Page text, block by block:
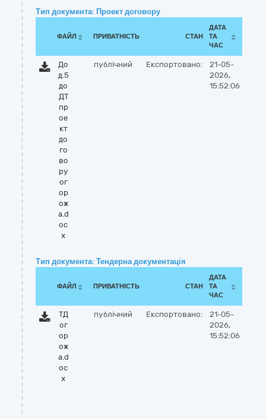
Тип документа: Проект договору
ФАЙЛ ПРИВАТНІСТЬ СТАН
ДАТА
ТА
ЧАС
До
д.5
до
ДТ
пр
ое
кт
до
го
во
ру
ог
ор
ож
а.d
oc
x
публічний Експортовано:
21-05-
2026,
15:52:06
Тип документа: Тендерна документація
ФАЙЛ ПРИВАТНІСТЬ СТАН
ДАТА
ТА
ЧАС
ТД
ог
ор
ож
а.d
oc
x
публічний Експортовано:
21-05-
2026,
15:52:06